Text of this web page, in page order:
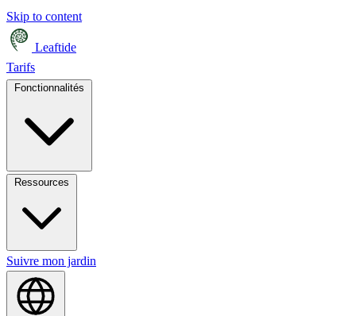
Skip to content
Leaftide
Tarifs
Suivre mon jardin